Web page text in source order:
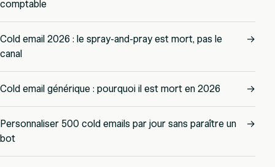
comptable
Cold email 2026 : le spray-and-pray est mort, pas le
canal
→
Cold email générique : pourquoi il est mort en 2026 →
Personnaliser 500 cold emails par jour sans paraître un
bot
→